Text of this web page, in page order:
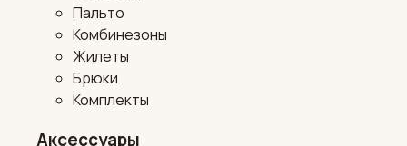
Пальто
Комбинезоны
Жилеты
Брюки
Комплекты
Аксессуары